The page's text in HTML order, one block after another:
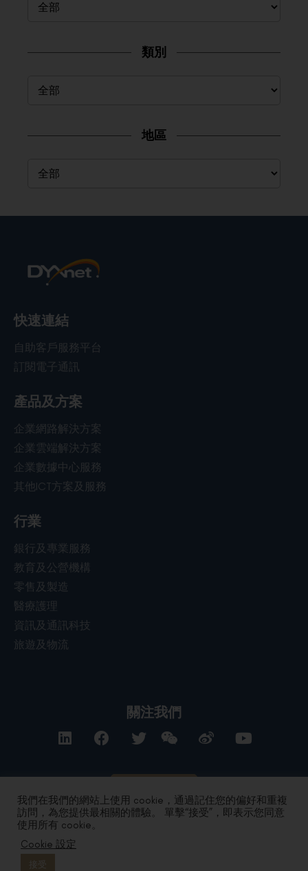
類別
地區
快速連結
自助客戶服務平台
訂閱電子通訊
產品及方案
企業網路解決方案
企業雲端解決方案
企業數據中心服務
其他ICT方案及服務
行業
銀行及專業服務
教育及公營機構
零售及製造
醫療護理
資訊及通訊科技
旅遊及物流
關注我們
私隱政策| 條款及細則
Reserved.版權所有 不得轉載
粤ICP备17165541号 合字B1.B2-20080003
我們在我們的網站上使用 cookie，通過記住您的偏好和重複
訪問，為您提供最相關的體驗。 單擊“接受”，即表示您同意
使用所有 cookie。
Cookie 設定
接受